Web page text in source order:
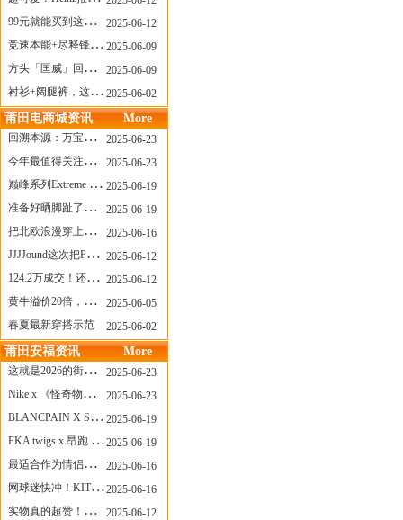
99元就能买到这样颜值的太阳镜？优衣库夏季墨镜系列
2025-06-12
竞速本能+尽释锋芒——罗杰杜彼Roger+Dubuis王者竞速系列飞返计时码表燃擎赛道
2025-06-09
方头「匡威」回归！日系简约里的小心思
2025-06-09
衬衫+阔腿裤，这样穿美出新高度！
2025-06-02
莆田电商城资讯 More
回溯本源：万宝龙推出明星系列都市灰腕表新作
2025-06-23
今年最值得关注的AF1！KOBE x AF1 明日发售
2025-06-23
巅峰系列Extreme Diver潜水腕表与Revival Diver复刻版潜水腕表共同推出“暗影款”新作
2025-06-19
准备好晒脚趾了吗？透明款 AF1 要回归了
2025-06-19
把北欧浪漫穿上脚，Cecilie Bahnsen x ASICS
2025-06-16
JJJJound这次把PUMA改得好安静
2025-06-12
124.2万成交！还有什么是Labubu做不到的？
2025-06-12
黄牛溢价20倍，「Labubu」3.0市价大盘点！假货比正品还贵...
2025-06-05
春夏最新穿搭示范
2025-06-02
莆田安福资讯 More
这就是2026的街头感！Prada新包我先爱了
2025-06-23
Nike x 《怪奇物语》联名回归，终于轮到这双热门款了！
2025-06-23
BLANCPAIN X SWATCH联名款 BIOCERAMIC SCUBA FIFTY FATHOMS 系列推出全新 GREEN ABYSS（碧波洋）腕表
2025-06-19
FKA twigs x 昂跑 联名来了，这三双 Cloud X 你选哪一双？
2025-06-19
最适合作为情侣鞋的New Balance 1906 Loafer出现了！
2025-06-16
网球迷快冲！KITH x Wilson 限量球拍太会设计了
2025-06-16
实物真的超赞！NB 新款 2010 新配色
2025-06-12